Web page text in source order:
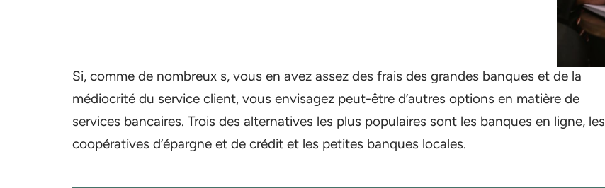
Si, comme de nombreux s, vous en avez assez des frais des grandes banques et de la
médiocrité du service client, vous envisagez peut-être d’autres options en matière de
services bancaires. Trois des alternatives les plus populaires sont les banques en ligne, les
coopératives d’épargne et de crédit et les petites banques locales.